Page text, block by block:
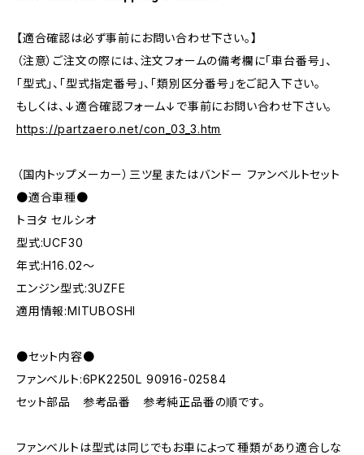
【適合確認は必ず事前にお問い合わせ下さい。】
（注意）ご注文の際には、注文フォームの備考欄に「車台番号」、
「型式」、「型式指定番号」、「類別区分番号」をご記入下さい。
もしくは、↓適合確認フォーム↓で事前にお問い合わせ下さい。
https://partzaero.net/con_03_3.htm
（国内トップメーカー）三ツ星またはバンドー ファンベルトセット
●適合車種●
トヨタ セルシオ
型式:UCF30
年式:H16.02～
エンジン型式:3UZFE
適用情報:MITUBOSHI
●セット内容●
ファンベルト:6PK2250L 90916-02584
セット部品 参考品番 参考純正品番の順です。
ファンベルトは型式は同じでもお車によって種類があり適合しな